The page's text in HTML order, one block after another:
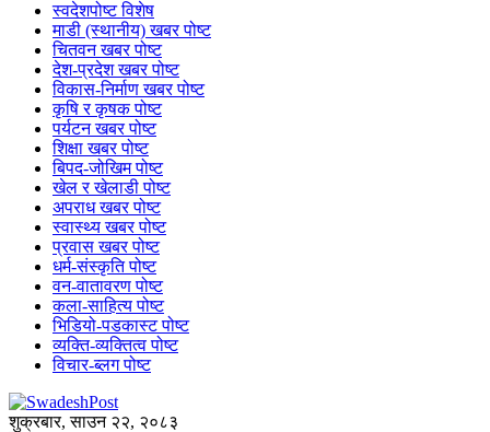
स्वदेशपोष्ट विशेष
माडी (स्थानीय) खबर पोष्ट
चितवन खबर पोष्ट
देश-प्रदेश खबर पोष्ट
विकास-निर्माण खबर पोष्ट
कृषि र कृषक पोष्ट
पर्यटन खबर पोष्ट
शिक्षा खबर पोष्ट
बिपद-जोखिम पोष्ट
खेल र खेलाडी पोष्ट
अपराध खबर पोष्ट
स्वास्थ्य खबर पोष्ट
प्रवास खबर पोष्ट
धर्म-संस्कृति पोष्ट
वन-वातावरण पोष्ट
कला-साहित्य पोष्ट
भिडियो-पडकास्ट पोष्ट
व्यक्ति-व्यक्तित्व पोष्ट
विचार-ब्लग पोष्ट
शुक्रबार, साउन २२, २०८३